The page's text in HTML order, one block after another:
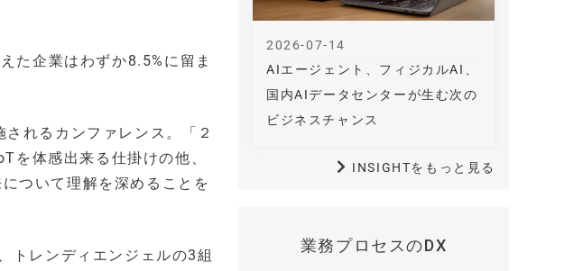
た企業はわずか8.5%に留ま
れるカンファレンス。「２
を体感出来る仕掛けの他、
ついて理解を深めることを
トレンディエンジェルの3組
AIエージェント、フィジカルAI、
国内AIデータセンターが生む次の
ビジネスチャンス
2026-07-14
INSIGHTをもっと見る
業務プロセスのDX